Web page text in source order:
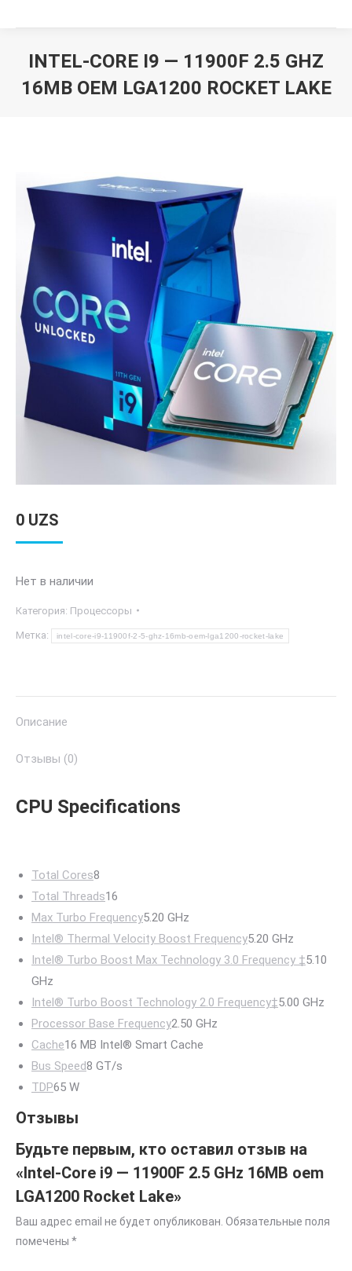
INTEL-CORE I9 — 11900F 2.5 GHZ
16MB OEM LGA1200 ROCKET LAKE
0 UZS
Нет в наличии
Категория: Процессоры
Метка: intel-core-i9-11900f-2-5-ghz-16mb-oem-lga1200-rocket-lake
Описание
Отзывы (0)
CPU Specifications
Total Cores8
Total Threads16
Max Turbo Frequency5.20 GHz
Intel® Thermal Velocity Boost Frequency5.20 GHz
Intel® Turbo Boost Max Technology 3.0 Frequency ‡5.10
GHz
Intel® Turbo Boost Technology 2.0 Frequency‡5.00 GHz
Processor Base Frequency2.50 GHz
Cache16 MB Intel® Smart Cache
Bus Speed8 GT/s
TDP65 W
Отзывы
Будьте первым, кто оставил отзыв на
«Intel-Core i9 — 11900F 2.5 GHz 16MB oem
LGA1200 Rocket Lake»
Ваш адрес email не будет опубликован. Обязательные поля
помечены *